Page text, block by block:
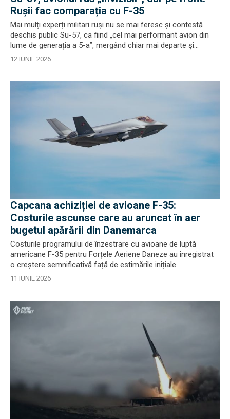
Rușii fac comparația cu F-35
Mai mulți experți militari ruși nu se mai feresc și contestă
deschis public Su-57, ca fiind „cel mai performant avion din
lume de generația a 5-a”, mergând chiar mai departe și...
12 IUNIE 2026
Capcana achiziției de avioane F-35:
Costurile ascunse care au aruncat în aer
bugetul apărării din Danemarca
Costurile programului de înzestrare cu avioane de luptă
americane F-35 pentru Forțele Aeriene Daneze au înregistrat
o creștere semnificativă față de estimările inițiale.
11 IUNIE 2026